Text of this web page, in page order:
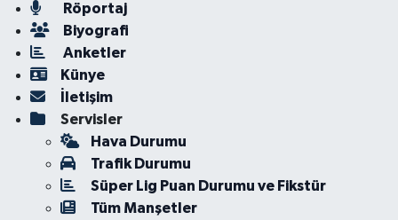
Röportaj
Biyografi
Anketler
Künye
İletişim
Servisler
Hava Durumu
Trafik Durumu
Süper Lig Puan Durumu ve Fikstür
Tüm Manşetler